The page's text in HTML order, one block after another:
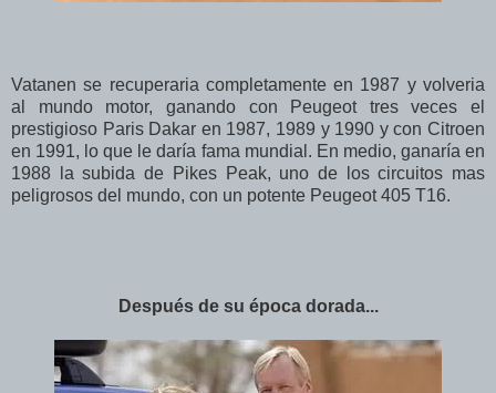
Vatanen se recuperaria completamente en 1987 y volveria
al mundo motor, ganando con Peugeot tres veces el
prestigioso Paris Dakar en 1987, 1989 y 1990 y con Citroen
en 1991, lo que le daría fama mundial. En medio, ganaría en
1988 la subida de Pikes Peak, uno de los circuitos mas
peligrosos del mundo, con un potente Peugeot 405 T16.
Después de su época dorada...